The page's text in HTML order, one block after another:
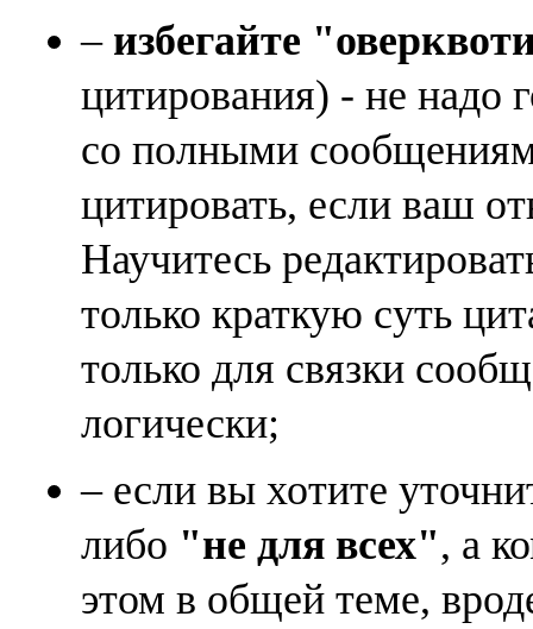
– избегайте
цитирования) - не надо
со полными
цитировать, если ваш
Научитесь
только краткую суть
только для связки
логически;
– если вы хотите
либо "не для всех", а
этом в общей теме,